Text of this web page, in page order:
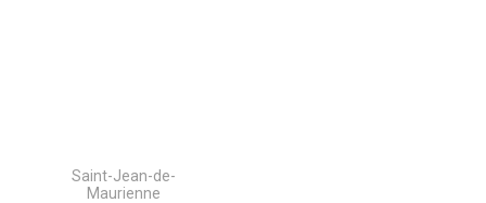
Saint-Jean-de-
Maurienne